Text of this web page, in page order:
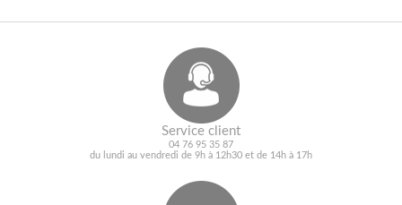
Service client
04 76 95 35 87
du lundi au vendredi de 9h à 12h30 et de 14h à 17h